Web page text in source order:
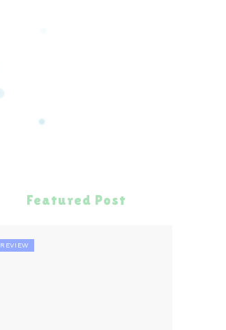
Featured Post
REVIEW